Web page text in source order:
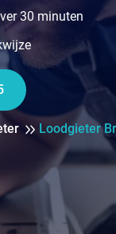
30 minuten
Loodgieter